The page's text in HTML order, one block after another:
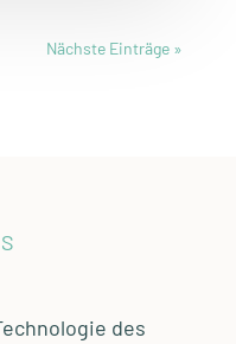
Nächste Einträge »
des